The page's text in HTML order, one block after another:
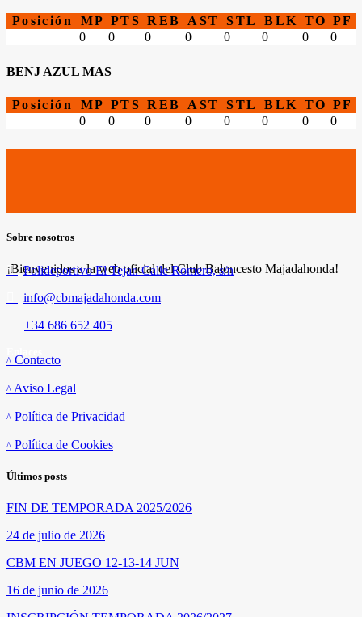
Posición MP PTS REB AST STL BLK TO PF
0
0 0 0 0 0 0 0
BENJ AZUL MAS
Posición MP PTS REB AST STL BLK TO PF
0
0 0 0 0 0 0 0
Sobre nosotros
¡Bienvenidos a la web oficial del Club Baloncesto Majadahonda!
Polideportivo El Tejar. Calle Romero, s/n
info@cbmajadahonda.com
+34 686 652 405
Contacto
Aviso Legal
Política de Privacidad
Política de Cookies
Últimos posts
FIN DE TEMPORADA 2025/2026
24 de julio de 2026
CBM EN JUEGO 12-13-14 JUN
16 de junio de 2026